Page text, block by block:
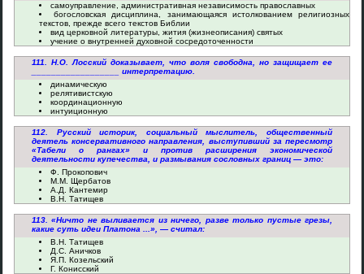
самоуправление, административная независимость православных
богословская дисциплина, занимающаяся истолкованием религиозных
текстов, прежде всего текстов Библии
вид церковной литературы, жития (жизнеописания) святых
учение о внутренней духовной сосредоточенности
111. Н.О. Лосский доказывает, что воля свободна, но защищает ее
__________________ интерпретацию.
динамическую
релятивистскую
координационную
интуиционную
112. Русский историк, социальный мыслитель, общественный
деятель консервативного направления, выступивший за пересмотр
«Табели о рангах» и против расширения экономической
деятельности купечества, и размывания сословных границ — это:
Ф. Прокопович
М.М. Щербатов
А.Д. Кантемир
В.Н. Татищев
113. «Ничто не выливается из ничего, разве только пустые грезы,
какие суть идеи Платона ...», — считал:
В.Н. Татищев
Д.С. Аничков
Я.П. Козельский
Г. Конисский